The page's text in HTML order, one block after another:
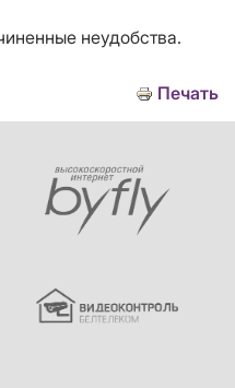
неудобства.
Печать